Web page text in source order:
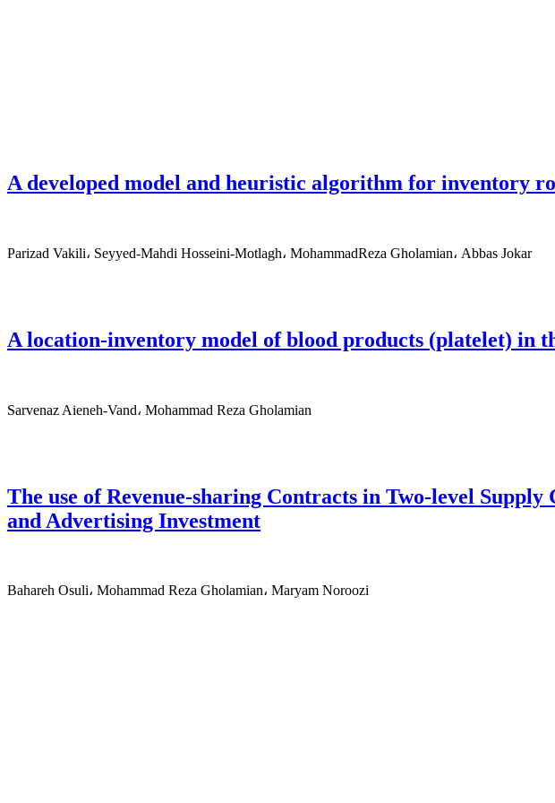
A developed model and heuristic algorithm for inventory
Parizad Vakili، Seyyed-Mahdi Hosseini-Motlagh، MohammadReza Gholamian، Abbas Jokar
A location-inventory model of blood products (platelet) in
Sarvenaz Aieneh-Vand، Mohammad Reza Gholamian
The use of Revenue-sharing Contracts in Two-level
and Advertising Investment
Bahareh Osuli، Mohammad Reza Gholamian، Maryam Noroozi